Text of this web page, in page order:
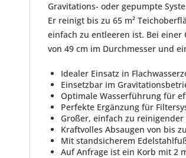
Gravitations- oder gepumpte
Er reinigt bis zu 65 m²
einfach zu entleeren ist. Bei einer
von 49 cm im Durchmesser und
Idealer Einsatz in
Einsetzbar im
Optimale Wasserführung für
Perfekte Ergänzung für
Großer, einfach zu
Kraftvolles Absaugen von bis
Mit standsicherem
Auf Anfrage ist ein Korb mit 2